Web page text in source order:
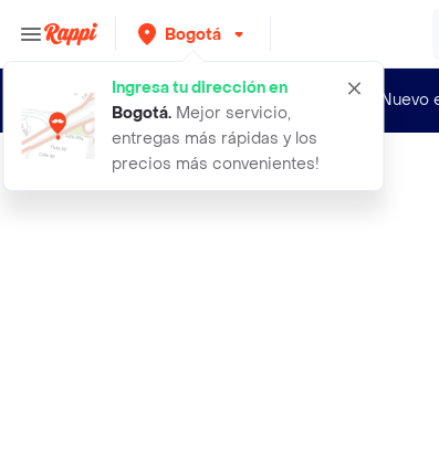
Bogotá
Ingresa tu dirección en
Bogotá. Mejor servicio,
entregas más rápidas y los
precios más convenientes!
80 rosas fucsia en bouquet de regal